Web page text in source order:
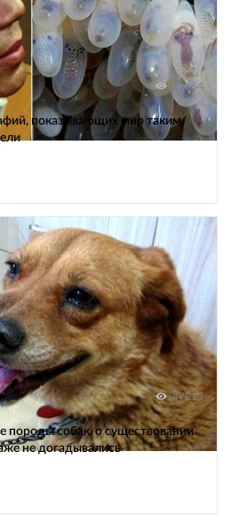
12154
показывающих мир таким,
47219
породы собак, о существовании
не догадывались